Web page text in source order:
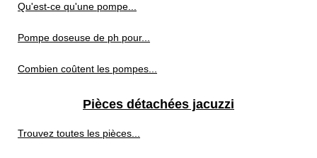
Qu'est-ce qu'une pompe...
Pompe doseuse de ph pour...
Combien coûtent les pompes...
Pièces détachées jacuzzi
Trouvez toutes les pièces...